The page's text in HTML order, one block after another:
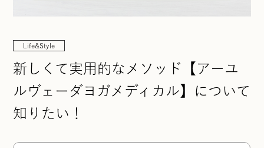
Life&Style
新しくて実用的なメソッド【アーユ
ルヴェーダヨガメディカル】について
知りたい！